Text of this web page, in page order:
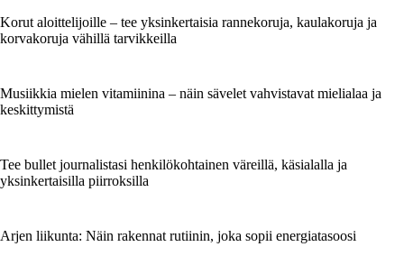
Korut aloittelijoille – tee yksinkertaisia rannekoruja, kaulakoruja ja
korvakoruja vähillä tarvikkeilla
Musiikkia mielen vitamiinina – näin sävelet vahvistavat mielialaa ja
keskittymistä
Tee bullet journalistasi henkilökohtainen väreillä, käsialalla ja
yksinkertaisilla piirroksilla
Arjen liikunta: Näin rakennat rutiinin, joka sopii energiatasoosi